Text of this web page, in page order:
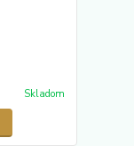
Skladom